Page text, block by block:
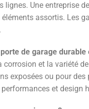
lignes. Une
assortis.
de garage durable
et la variété
exposées ou pour
et design